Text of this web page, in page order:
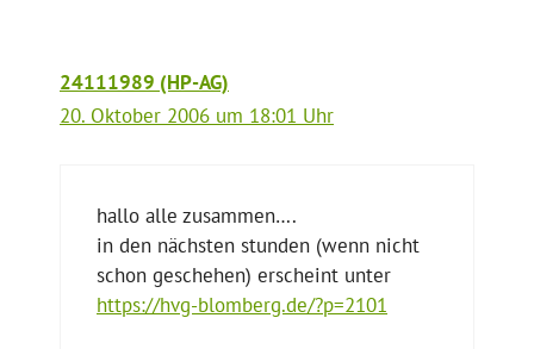
24111989 (HP-AG)
20. Oktober 2006 um 18:01 Uhr
hallo alle zusammen….
in den nächsten stunden (wenn nicht
schon geschehen) erscheint unter
https://hvg-blomberg.de/?p=2101